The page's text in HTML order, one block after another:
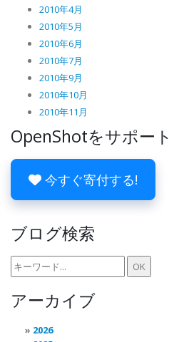
2010年4月
2010年5月
2010年6月
2010年7月
2010年9月
2010年10月
2010年11月
OpenShotをサポート
今すぐ寄付する!
ブログ検索
アーカイブ
2026